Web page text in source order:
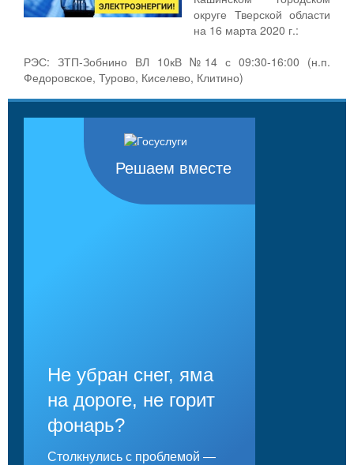
округе Тверской области
на 16 марта 2020 г.:
РЭС: ЗТП-Зобнино ВЛ 10кВ №14 с 09:30-16:00 (н.п.
Федоровское, Турово, Киселево, Клитино)
Решаем вместе
Не убран снег, яма
на дороге, не горит
фонарь?
Столкнулись с проблемой —